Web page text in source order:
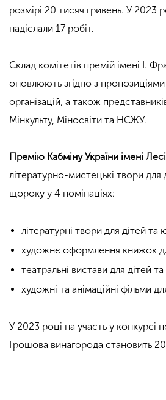
розмірі 20 тисяч гривень. У 2023
надіслали 17 робіт.
Склад комітетів премій імені І.
оновлюють згідно з
організацій, а також
Мінкульту, Міносвіти та НСЖУ.
Премію Кабміну України імені
літературно-мистецькі твори
щороку у 4 номінаціях:
літературні твори для дітей та
художнє оформлення книжок
театральні вистави для дітей
художні та анімаційні фільми
У 2023 році на участь у конкурсі
Грошова винагорода становить